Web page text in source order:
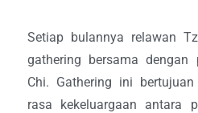
Setiap bulannya relawan
gathering bersama dengan
Chi. Gathering ini
rasa kekeluargaan antara